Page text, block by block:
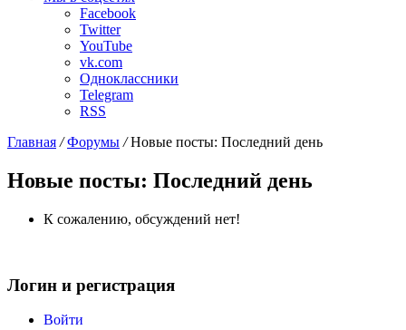
Facebook
Twitter
YouTube
vk.com
Одноклассники
Telegram
RSS
Главная / Форумы / Новые посты: Последний день
Новые посты: Последний день
К сожалению, обсуждений нет!
Логин и регистрация
Войти